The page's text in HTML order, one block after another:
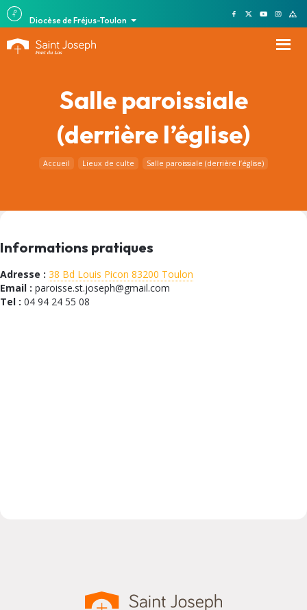
Diocèse de Fréjus-Toulon
Salle paroissiale
(derrière l’église)
Accueil Lieux de culte Salle paroissiale (derrière l’église)
Informations pratiques
Adresse : 38 Bd Louis Picon 83200 Toulon
Email : paroisse.st.joseph@gmail.com
Tel : 04 94 24 55 08